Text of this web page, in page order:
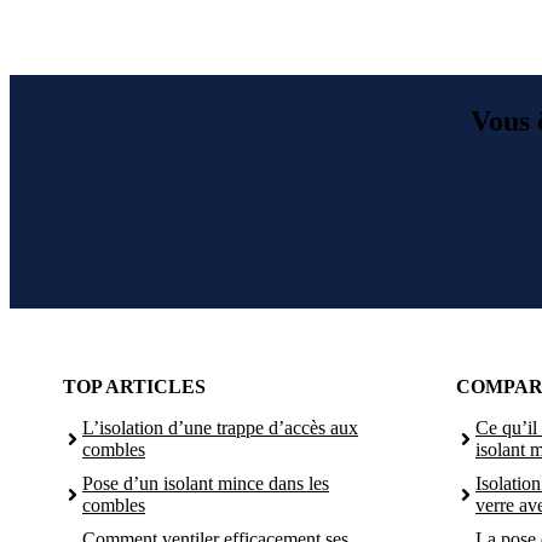
Vous
TOP ARTICLES
L’isolation d’une trappe d’accès aux
combles
Pose d’un isolant mince dans les
combles
Ce qu’il
isolant
verre